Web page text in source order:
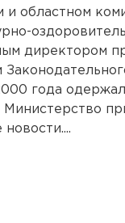
и областном
директором
года
Министерство